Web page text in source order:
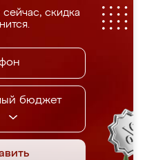
сейчас, скидка
бюджет